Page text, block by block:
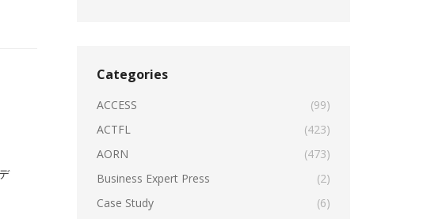
Categories
ACCESS
(99)
ACTFL
(423)
AORN
(473)
Business Expert Press
(2)
Case Study
(6)